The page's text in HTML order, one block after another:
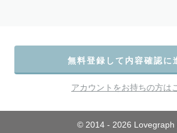
無料登録して内容確認に
アカウントをお持ちの方は
© 2014 - 2026 Lovegraph